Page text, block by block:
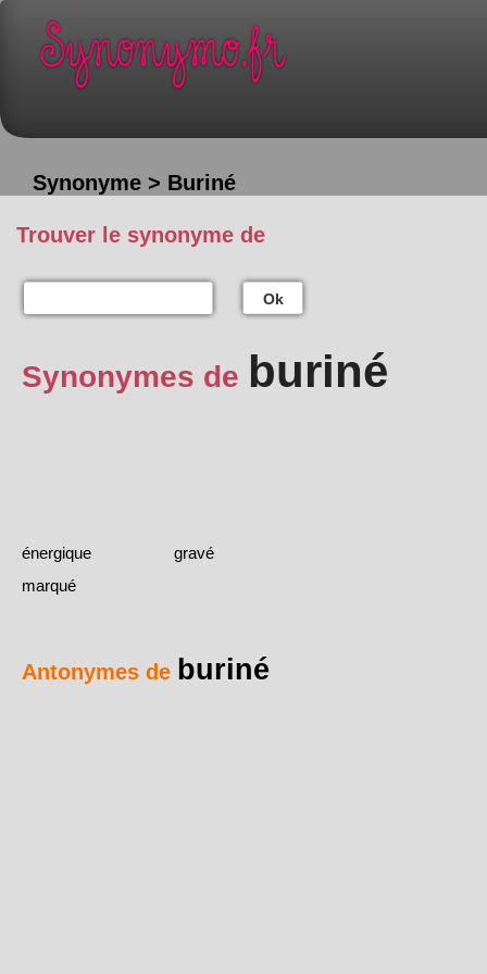
Synonyme > Buriné
Trouver le synonyme de
Ok
Synonymes de buriné
énergique
gravé
marqué
Antonymes de buriné